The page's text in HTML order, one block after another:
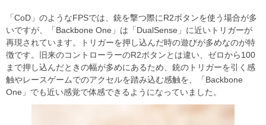
「CoD」のようなFPSでは、銃を撃つ際にR2ボタンを使う場合が多
いですが、「Backbone One」は「DualSense」に近いトリガーが
再現されています。トリガーを押し込んだ時の遊びが多めなのが特
徴です。旧来のコントローラーのR2ボタンとは違い、ゼロから100
まで押し込んだときの幅が多めにあるため、銃のトリガーを引く感
触やレースゲームでのアクセルを踏み込む感触を、「Backbone
One」でも近い感覚で体感できるようになっていました。